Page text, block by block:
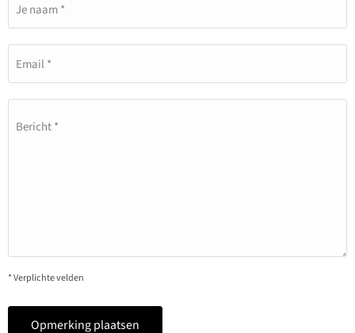
Je naam *
Email *
Bericht *
* Verplichte velden
Opmerking plaatsen